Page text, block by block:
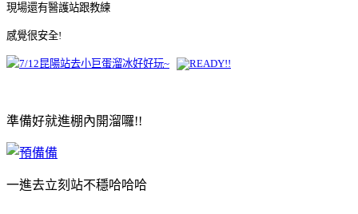
現場還有醫護站跟教練
感覺很安全!
準備好就進棚內開溜囉!!
一進去立刻站不穩哈哈哈